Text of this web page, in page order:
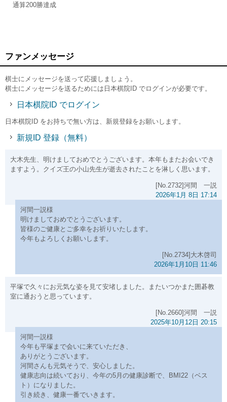
通算200勝達成
ファンメッセージ
棋士にメッセージを送って応援しましょう。
棋士にメッセージを送るためには日本棋院ID でログインが必要です。
日本棋院ID でログイン
日本棋院ID をお持ちで無い方は、新規登録をお願いします。
新規ID 登録（無料）
大木先生、明けましておめでとうございます。本年もまたお会いでき
ますよう。クイズ王の小山先生が逝去されたことを淋しく思います。
[No.2732]河間 一説
2026年1月 8日 17:14
河間一説様
明けましておめでとうございます。
皆様のご健康とご多幸をお祈りいたします。
今年もよろしくお願いします。
[No.2734]大木啓司
2026年1月10日 11:46
平塚で久々にお元気な姿を見て安堵しました。またいつかまた囲碁教
室に通おうと思っています。
[No.2660]河間 一説
2025年10月12日 20:15
河間一説様
今年も平塚まで会いに来ていただき、
ありがとうございます。
河間さんも元気そうで、安心しました。
健康志向は続いており、今年の5月の健康診断で、BMI22（ベス
ト）になりました。
引き続き、健康一番でいきます。